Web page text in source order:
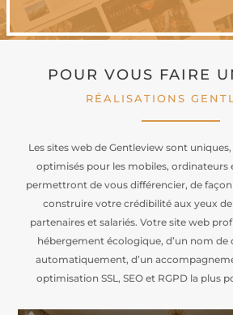
POUR VOUS FAIRE
RÉALISATIONS
Les sites web de Gentleview sont
optimisés pour les mobiles, ordinateurs
permettront de vous différencier, de
construire votre crédibilité aux yeux
partenaires et salariés. Votre site web
hébergement écologique, d’un nom de
automatiquement, d’un
optimisation SSL, SEO et RGPD la plus